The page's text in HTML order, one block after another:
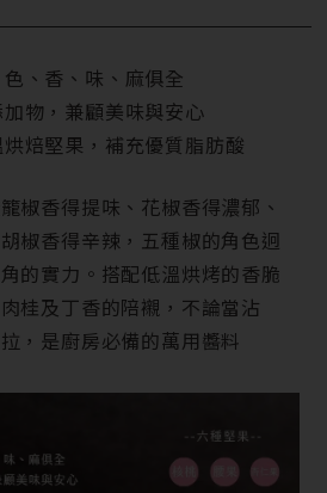
、香、味、麻俱全
物，兼顧美味與安心
焙堅果，補充優質脂肪酸
椒香得提味、花椒香得濃郁、
椒香得辛辣，五種椒的角色迥
的實力。搭配低溫烘烤的香脆
桂及丁香的陪襯，不論當沾
，是廚房必備的萬用醬料